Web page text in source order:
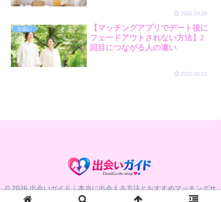
2026.04.04
出会い
【マッチングアプリでデート後に
フェードアウトされない方法】2
回目につながる人の違い
2026.04.01
© 2026 出会いガイド｜本当に出会える方法とおすすめマッチングサ